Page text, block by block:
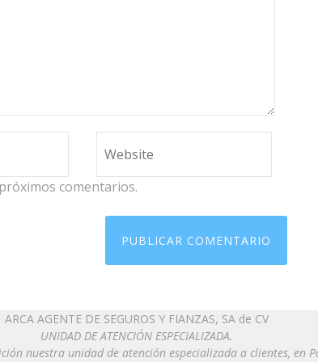
comentarios.
ARCA AGENTE DE SEGUROS Y FIANZAS, SA de CV
UNIDAD DE ATENCIÓN ESPECIALIZADA.
nuestra unidad de atención especializada a clientes, en